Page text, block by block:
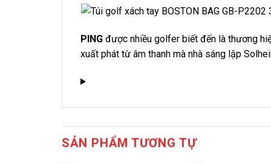
PING được nhiều golfer biết đến là thương
xuất phát từ âm thanh mà nhà sáng lập
SẢN PHẨM TƯƠNG TỰ